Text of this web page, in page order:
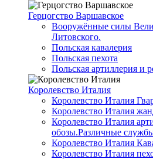
Герцогство Варшавское
Вооружённые силы
Литовского.
Польская кавалерия
Польская пехота
Польская артиллерия и
Королевство Италия
Королевство Италия
Королевство Италия
Королевство Италия
обозы.Различные
Королевство Италия
Королевство Италия